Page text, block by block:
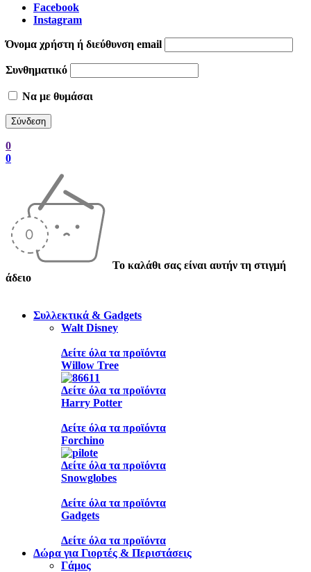
Facebook
Instagram
Όνομα χρήστη ή διεύθυνση email
Συνθηματικό
Να με θυμάσαι
0
0
Το καλάθι σας είναι αυτήν τη στιγμή
άδειο
Συλλεκτικά & Gadgets
Walt Disney
Δείτε όλα τα προϊόντα
Willow Tree
Δείτε όλα τα προϊόντα
Harry Potter
Δείτε όλα τα προϊόντα
Forchino
Δείτε όλα τα προϊόντα
Snowglobes
Δείτε όλα τα προϊόντα
Gadgets
Δείτε όλα τα προϊόντα
Δώρα για Γιορτές & Περιστάσεις
Γάμος